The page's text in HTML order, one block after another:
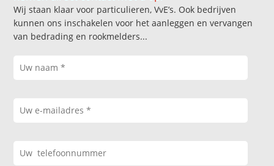
Wij staan klaar voor particulieren, VvE’s. Ook bedrijven
kunnen ons inschakelen voor het aanleggen en vervangen
van bedrading en rookmelders...